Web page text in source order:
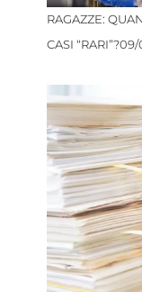
RAGAZZE:
CASI “RARI”?09/